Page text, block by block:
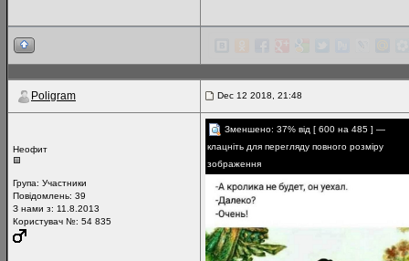
Poligram Dec 12 2018, 21:48
Неофит
Група: Участники
Повідомлень: 39
З нами з: 11.8.2013
Користувач №: 54 835
Зменшено: 37% від [ 600 на 485 ] —
клацніть для перегляду повного розміру
зображення